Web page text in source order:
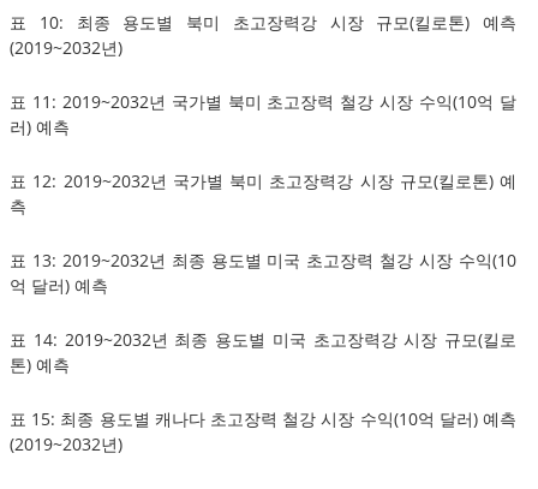
표 10: 최종 용도별 북미 초고장력강 시장 규모(킬로톤) 예측
(2019~2032년)
표 11: 2019~2032년 국가별 북미 초고장력 철강 시장 수익(10억 달
러) 예측
표 12: 2019~2032년 국가별 북미 초고장력강 시장 규모(킬로톤) 예
측
표 13: 2019~2032년 최종 용도별 미국 초고장력 철강 시장 수익(10
억 달러) 예측
표 14: 2019~2032년 최종 용도별 미국 초고장력강 시장 규모(킬로
톤) 예측
표 15: 최종 용도별 캐나다 초고장력 철강 시장 수익(10억 달러) 예측
(2019~2032년)